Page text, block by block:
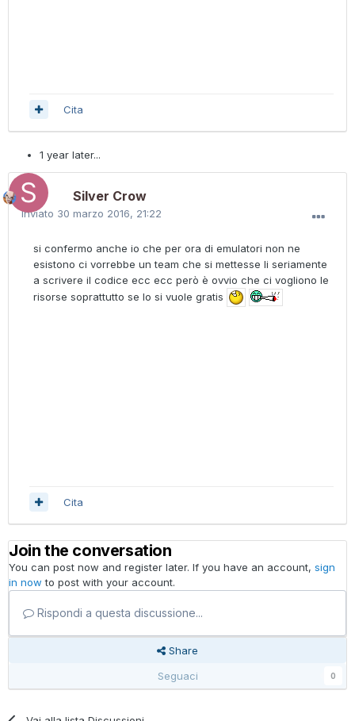
Cita
1 year later...
Silver Crow
Inviato 30 marzo 2016, 21:22
si confermo anche io che per ora di emulatori non ne
esistono ci vorrebbe un team che si mettesse li seriamente
a scrivere il codice ecc ecc però è ovvio che ci vogliono le
risorse soprattutto se lo si vuole gratis
Cita
Join the conversation
You can post now and register later. If you have an account, sign
in now to post with your account.
Rispondi a questa discussione...
Share
Seguaci
0